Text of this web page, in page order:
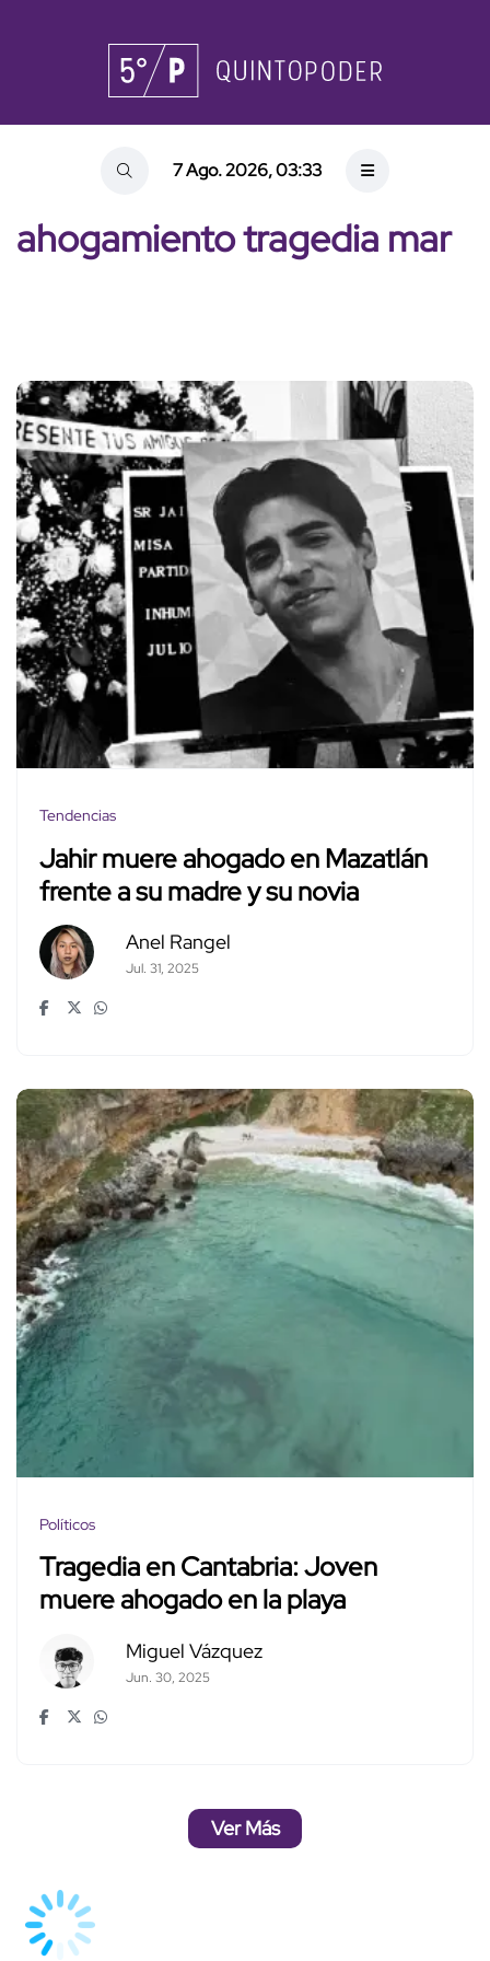
7 Ago. 2026, 03:33
ahogamiento tragedia mar
Tendencias
Jahir muere ahogado en Mazatlán
frente a su madre y su novia
Anel Rangel
Jul. 31, 2025
Políticos
Tragedia en Cantabria: Joven
muere ahogado en la playa
Miguel Vázquez
Jun. 30, 2025
Ver Más